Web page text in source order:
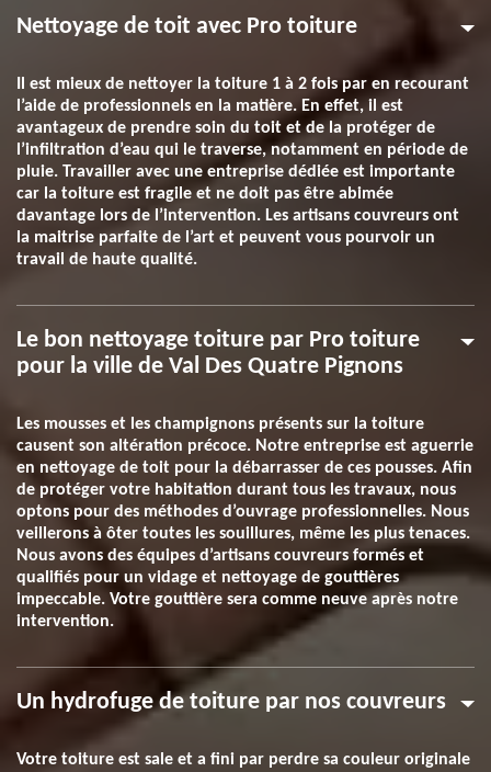
Nettoyage de toit avec Pro toiture
Il est mieux de nettoyer la toiture 1 à 2 fois par en recourant
l’aide de professionnels en la matière. En effet, il est
avantageux de prendre soin du toit et de la protéger de
l’infiltration d’eau qui le traverse, notamment en période de
pluie. Travailler avec une entreprise dédiée est importante
car la toiture est fragile et ne doit pas être abimée
davantage lors de l’intervention. Les artisans couvreurs ont
la maitrise parfaite de l’art et peuvent vous pourvoir un
travail de haute qualité.
Le bon nettoyage toiture par Pro toiture
pour la ville de Val Des Quatre Pignons
Les mousses et les champignons présents sur la toiture
causent son altération précoce. Notre entreprise est aguerrie
en nettoyage de toit pour la débarrasser de ces pousses. Afin
de protéger votre habitation durant tous les travaux, nous
optons pour des méthodes d’ouvrage professionnelles. Nous
veillerons à ôter toutes les souillures, même les plus tenaces.
Nous avons des équipes d’artisans couvreurs formés et
qualifiés pour un vidage et nettoyage de gouttières
impeccable. Votre gouttière sera comme neuve après notre
intervention.
Un hydrofuge de toiture par nos couvreurs
Votre toiture est sale et a fini par perdre sa couleur originale